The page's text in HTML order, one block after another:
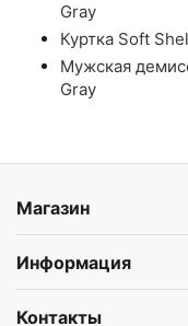
Gray
Куртка Soft
Мужская
Gray
Магазин
Информация
Контакты